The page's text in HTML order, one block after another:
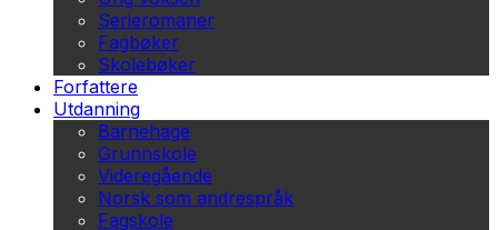
Serieromaner
Fagbøker
Skolebøker
Forfattere
Utdanning
Barnehage
Grunnskole
Videregående
Norsk som andrespråk
Fagskole